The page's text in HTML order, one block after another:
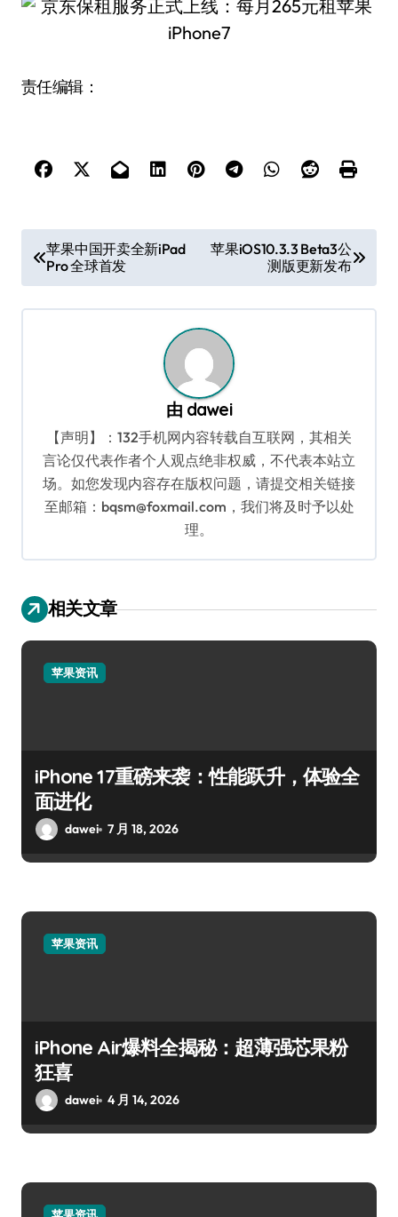
责任编辑：
章
导
苹果中国开卖全新iPad
Pro 全球首发
苹果iOS10.3.3 Beta3公
测版更新发布
由 dawei
【声明】：132手机网内容转载自互联网，其相关
言论仅代表作者个人观点绝非权威，不代表本站立
场。如您发现内容存在版权问题，请提交相关链接
至邮箱：bqsm@foxmail.com，我们将及时予以处
理。
相关文章
苹果资讯
iPhone 17重磅来袭：性能跃升，体验全
面进化
dawei 7 月 18, 2026
苹果资讯
iPhone Air爆料全揭秘：超薄强芯果粉
狂喜
dawei 4 月 14, 2026